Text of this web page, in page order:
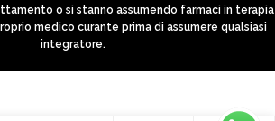
o si stanno assumendo farmaci in terapia
medico curante prima di assumere qualsiasi
integratore.